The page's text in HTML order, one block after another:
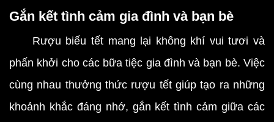
Gắn kết tình cảm gia đình và bạn bè
Rượu biếu tết mang lại không khí vui tươi và
phấn khởi cho các bữa tiệc gia đình và bạn bè. Việc
cùng nhau thưởng thức rượu tết giúp tạo ra những
khoảnh khắc đáng nhớ, gắn kết tình cảm giữa các